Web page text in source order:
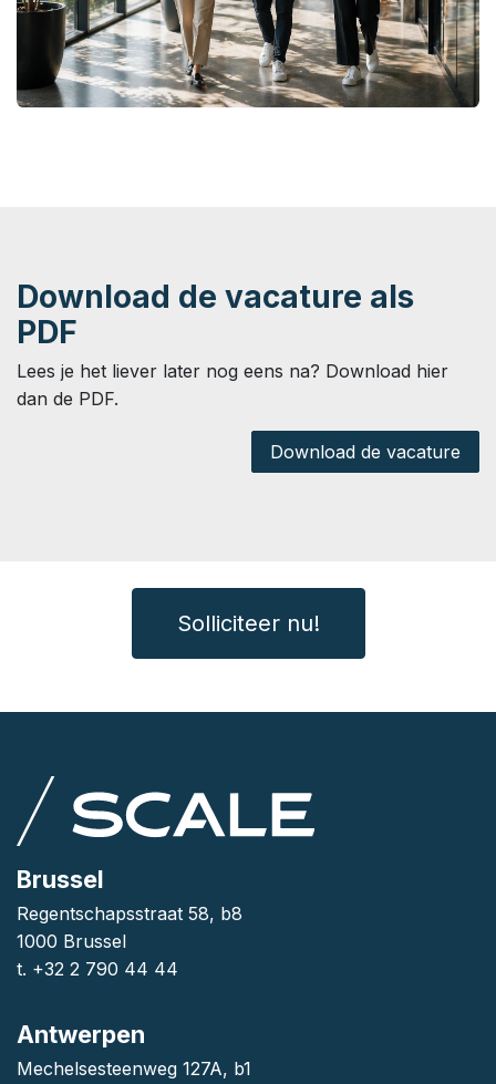
Download de vacature als
PDF
Lees je het liever later nog eens na? Download hier
dan de PDF.
Download de vacature
Solliciteer nu!
Brussel
Regentschapsstraat 58, b8
1000 Brussel
t. +32 2 790 44 44
Antwerpen
Mechelsesteenweg 127A, b1